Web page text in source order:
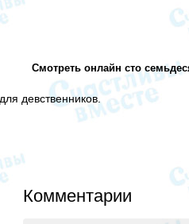
Смотреть онлайн сто
девственников.
Комментарии